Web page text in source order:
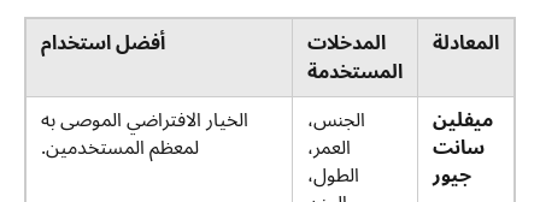
المعادلة
المدخلات
المستخدمة
أفضل استخدام
ميفلين
سانت
جيور
الجنس،
العمر،
الطول،
الخيار الافتراضي الموصى به
لمعظم المستخدمين.